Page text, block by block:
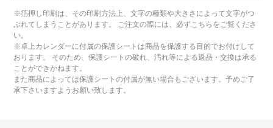
※箔押し印刷は、その印刷方法上、文字の種類や大きさによって文字がつ
ぶれてしまうことがあります。 ご注文の際には、必ずこちらをご覧くださ
い。
※卓上カレンダーに付属の保護シートは商品を保護する目的でお付けして
おります。 そのため、保護シートの破れ、汚れ等による返品・交換は承る
ことができかねます。
また商品によっては保護シートの付属が無い場合もございます。予めご了
承下さいますようお願い致します。